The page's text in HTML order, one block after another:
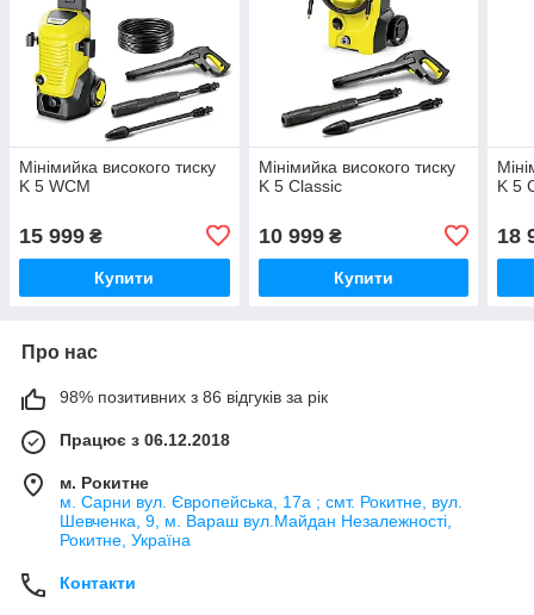
Мінімийка високого тиску
K 5 WCM
15 999 ₴
Купити
Мінімийка високого тиску
K 5 Classic
10 999₴
Купити
K 5
18
Про нас
98% позитивних з 86 відгуків за рік
Працює з 06.12.2018
м. Рокитне
м. Сарни вул. Європейська, 17а ; смт. Рокитне, вул.
Шевченка, 9, м. Вараш вул.Майдан Незалежності,
Рокитне, Україна
Контакти